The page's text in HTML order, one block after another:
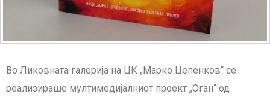
Во Ликовната галерија на ЦК „Марко Цепенков“ се
реализираше мултимедијалниот проект „Оган“ од